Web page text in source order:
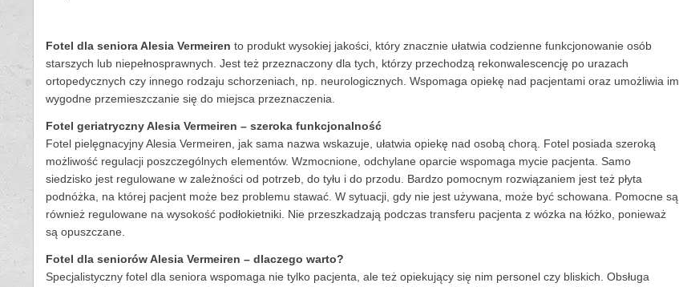
Fotel dla seniora Alesia Vermeiren to produkt wysokiej jakości, który znacznie ułatwia codzienne funkcjonowanie osób
starszych lub niepełnosprawnych. Jest też przeznaczony dla tych, którzy przechodzą rekonwalescencję po urazach
ortopedycznych czy innego rodzaju schorzeniach, np. neurologicznych. Wspomaga opiekę nad pacjentami oraz umożliwia im
wygodne przemieszczanie się do miejsca przeznaczenia.
Fotel geriatryczny Alesia Vermeiren – szeroka funkcjonalność
Fotel pielęgnacyjny Alesia Vermeiren, jak sama nazwa wskazuje, ułatwia opiekę nad osobą chorą. Fotel posiada szeroką
możliwość regulacji poszczególnych elementów. Wzmocnione, odchylane oparcie wspomaga mycie pacjenta. Samo
siedzisko jest regulowane w zależności od potrzeb, do tyłu i do przodu. Bardzo pomocnym rozwiązaniem jest też płyta
podnóżka, na której pacjent może bez problemu stawać. W sytuacji, gdy nie jest używana, może być schowana. Pomocne są
również regulowane na wysokość podłokietniki. Nie przeszkadzają podczas transferu pacjenta z wózka na łóżko, ponieważ
są opuszczane.
Fotel dla seniorów Alesia Vermeiren – dlaczego warto?
Specjalistyczny fotel dla seniora wspomaga nie tylko pacjenta, ale też opiekujący się nim personel czy bliskich. Obsługa